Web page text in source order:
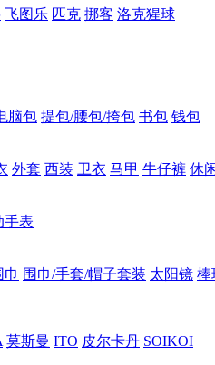
飞图乐 匹克 挪客 洛克猩球
脑包 提包/腰包/挎包 书包 钱包
外套 西装 卫衣 马甲 牛仔裤 休
手表
巾 围巾/手套/帽子套装 太阳镜 棒
莫斯曼 ITO 皮尔卡丹 SOIKOI